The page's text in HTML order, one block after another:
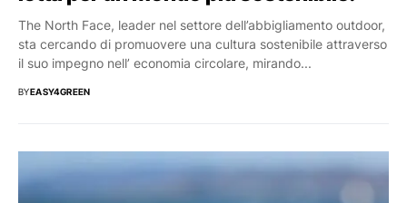
The North Face, leader nel settore dell’abbigliamento outdoor,
sta cercando di promuovere una cultura sostenibile attraverso
il suo impegno nell’ economia circolare, mirando...
BYEASY4GREEN